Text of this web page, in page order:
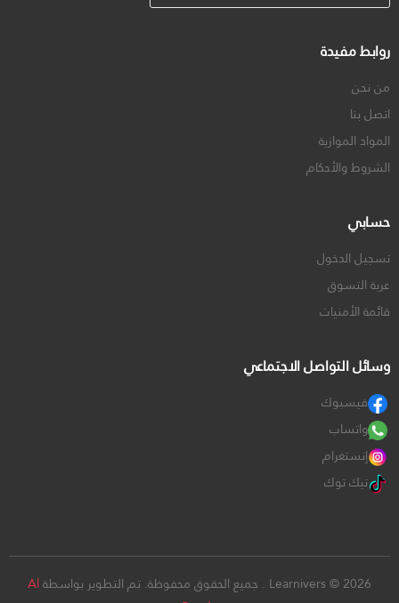
روابط مفيدة
من نحن
اتصل بنا
المواد الموازية
الشروط والأحكام
حسابي
تسجيل الدخول
عربة التسوق
قائمة الأمنيات
وسائل التواصل الاجتماعي
فيسبوك
واتساب
إنستغرام
تيك توك
Learnivers © 2026 . جميع الحقوق محفوظة. تم التطوير بواسطة
Al